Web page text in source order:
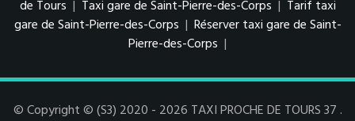
de Tours | Taxi gare de Saint-Pierre-des-Corps | Tarif taxi
gare de Saint-Pierre-des-Corps | Réserver taxi gare de Saint-
Pierre-des-Corps |
© Copyright © (S3) 2020 - 2026 TAXI PROCHE DE TOURS 37 .